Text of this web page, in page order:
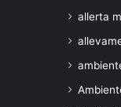
allerta